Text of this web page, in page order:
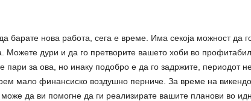
барате нова работа, сега е време. Има секоја можност да
Можете дури и да го претворите вашето хоби во
пари за ова, но инаку подобро е да го задржите, периодот
мало финансиско воздушно перниче. За време на
може да ви помогне да ги реализирате вашите планови во